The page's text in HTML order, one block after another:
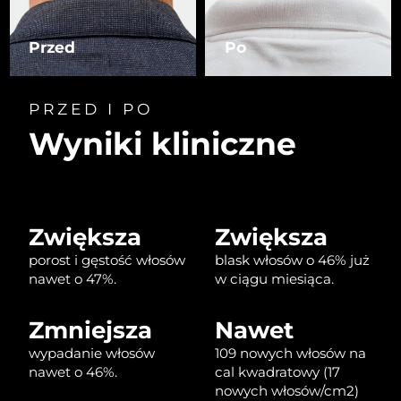
Przed Po
PRZED I PO
Wyniki kliniczne
Zwiększa
porost i gęstość włosów
nawet o 47%.
Zwiększa
blask włosów o 46% już
w ciągu miesiąca.
Zmniejsza
wypadanie włosów
nawet o 46%.
Nawet
109 nowych włosów na
cal kwadratowy (17
nowych włosów/cm2)
Izrael
Oczekiwany czas dostawy
8/15/26
Japonia
Oczekiwany czas dostawy
Kazachstan
Oczekiwany czas dostawy
8/13/26
Łotwa
Oczekiwany czas dostawy
8/11/26